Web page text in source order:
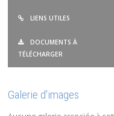
LIENS UTILES
DOCUMENTS À
TÉLÉCHARGER
Galerie d'images